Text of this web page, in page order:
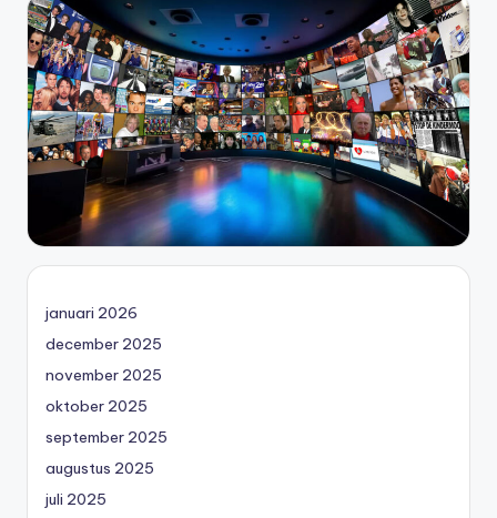
januari 2026
december 2025
november 2025
oktober 2025
september 2025
augustus 2025
juli 2025